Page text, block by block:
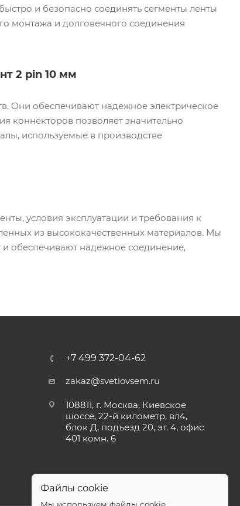
и безопасно соединять сегменты ленты
монтажа и долговечного соединения
2 pin 10 мм
Они обеспечивают надежное электрическое
коннекторов позволяет значительно
используемые в производстве
условия эксплуатации и требования к
из высококачественных материалов. Мы
обеспечивают надежное соединение,
+7 499 372-04-62
zakaz@svetlovsem.ru
108811, г. Москва, Киевское
шоссе, 22-й километр, вл4,
блок Д, подъезд 20, эт. 4, офис
401 комн. 6
Файлы cookie